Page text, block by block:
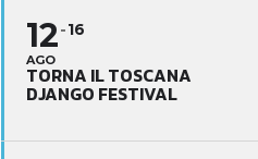
12
AGO
16
TORNA IL TOSCANA
DJANGO FESTIVAL